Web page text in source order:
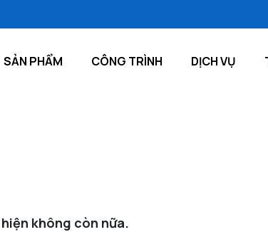
SẢN PHẨM CÔNG TRÌNH DỊCH VỤ
không còn nữa.